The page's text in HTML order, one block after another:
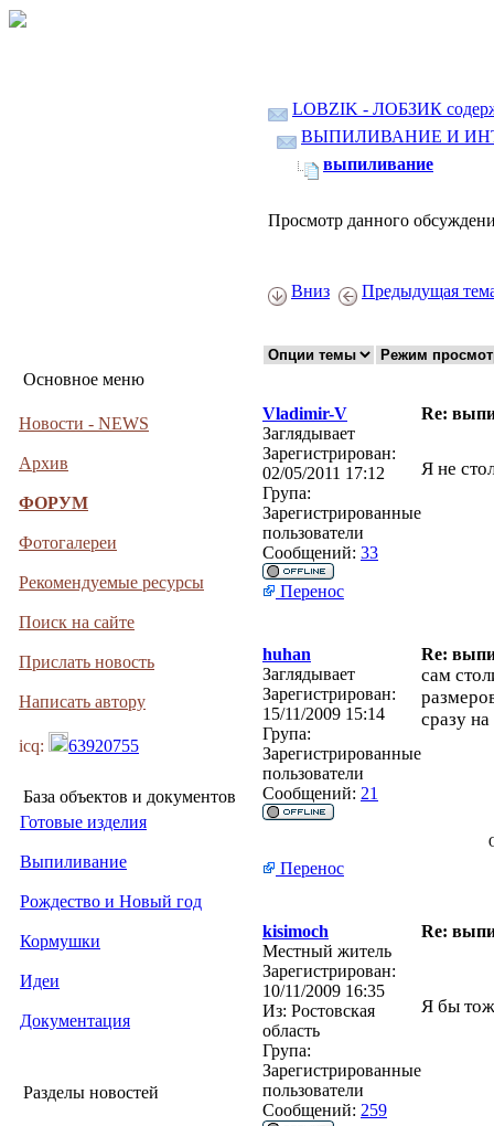
Основное меню
Новости - NEWS
Архив
ФОРУМ
Фотогалереи
Рекомендуемые ресурсы
Поиск на сайте
Прислать новость
Написать автору
icq: 63920755
База объектов и документов
Готовые изделия
Выпиливание
Рождество и Новый год
Кормушки
Идеи
Документация
Разделы новостей
LOBZIK - ЛОБЗИК
ВЫПИЛИВАНИЕ И
выпиливание
Просмотр данного
Вниз Предыдущая
Vladimir-V
Re:
Заглядывает
Зарегистрирован:
02/05/2011 17:12
Група:
Зарегистрированные
пользователи
Сообщений: 33
Я не
Перенос
huhan
Re:
Заглядывает
Зарегистрирован:
15/11/2009 15:14
Група:
Зарегистрированные
пользователи
Сообщений: 21
сам
сразу
Перенос
kisimoch
Re:
Местный житель
Зарегистрирован:
10/11/2009 16:35
Из: Ростовская
область
Група:
Зарегистрированные
пользователи
Сообщений: 259
Я бы